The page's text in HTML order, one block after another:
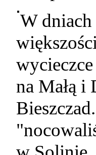
W
na Małą